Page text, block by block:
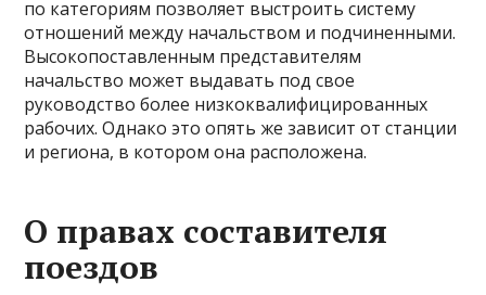
по категориям позволяет выстроить систему
отношений между начальством и подчиненными.
Высокопоставленным представителям
начальство может выдавать под свое
руководство более низкоквалифицированных
рабочих. Однако это опять же зависит от станции
и региона, в котором она расположена.
О правах составителя
поездов